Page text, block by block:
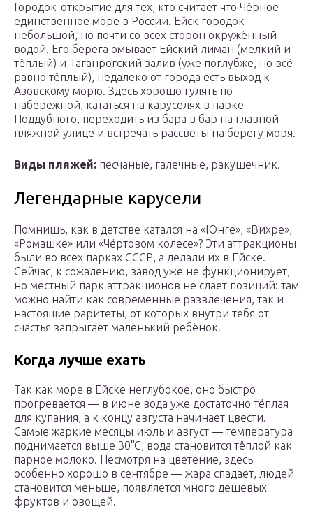
Городок-открытие для тех, кто считает что Чёрное —
единственное море в России. Ейск городок
небольшой, но почти со всех сторон окружённый
водой. Его берега омывает Ейский лиман (мелкий и
тёплый) и Таганрогский залив (уже поглубже, но всё
равно тёплый), недалеко от города есть выход к
Азовскому морю. Здесь хорошо гулять по
набережной, кататься на каруселях в парке
Поддубного, переходить из бара в бар на главной
пляжной улице и встречать рассветы на берегу моря.
Виды пляжей: песчаные, галечные, ракушечник.
Легендарные карусели
Помнишь, как в детстве катался на «Юнге», «Вихре»,
«Ромашке» или «Чёртовом колесе»? Эти аттракционы
были во всех парках СССР, а делали их в Ейске.
Сейчас, к сожалению, завод уже не функционирует,
но местный парк аттракционов не сдает позиций: там
можно найти как современные развлечения, так и
настоящие раритеты, от которых внутри тебя от
счастья запрыгает маленький ребёнок.
Когда лучше ехать
Так как море в Ейске неглубокое, оно быстро
прогревается — в июне вода уже достаточно тёплая
для купания, а к концу августа начинает цвести.
Самые жаркие месяцы июль и август — температура
поднимается выше 30°C, вода становится тёплой как
парное молоко. Несмотря на цветение, здесь
особенно хорошо в сентябре — жара спадает, людей
становится меньше, появляется много дешевых
фруктов и овощей.